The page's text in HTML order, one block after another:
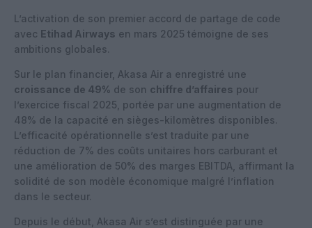
L’activation de son premier accord de partage de code
avec Etihad Airways en mars 2025 témoigne de ses
ambitions globales.
Sur le plan financier, Akasa Air a enregistré une
croissance de 49% de son chiffre d’affaires pour
l’exercice fiscal 2025, portée par une augmentation de
48% de la capacité en sièges-kilomètres disponibles.
L’efficacité opérationnelle s’est traduite par une
réduction de 7% des coûts unitaires hors carburant et
une amélioration de 50% des marges EBITDA, affirmant la
solidité de son modèle économique malgré l’inflation
dans le secteur.
Depuis le début, Akasa Air s’est distinguée par une